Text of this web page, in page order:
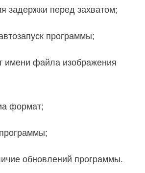
задержки перед захватом;
программы;
имени файла изображения
формат;
обновлений программы.